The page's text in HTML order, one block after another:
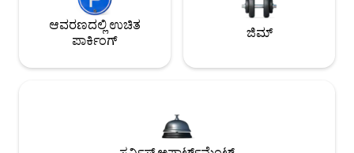
ಆವರಣದಲ್ಲಿ ಉಚಿತ
ಪಾರ್ಕಿಂಗ್
ಜಿಮ್